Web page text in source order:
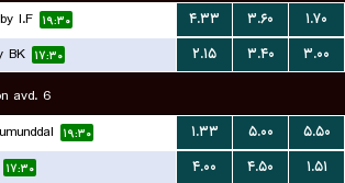
I.F. ۱۹:۳۰ ۴.۳۳ ۳.۶۰
۱.۷۰
BK ۱۷:۳۰ ۲.۱۵ ۳.۴۰
۳.۰۰
avd. 6
۱۹:۳۰ ۱.۳۳ ۵.۰۰
۵.۵۰
۱۷:۳۰ ۴.۰۰ ۴.۵۰ ۱.۵۱